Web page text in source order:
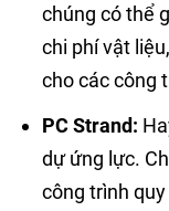
chúng có thể
chi phí vật
cho các công
PC Strand:
dự ứng lực.
công trình